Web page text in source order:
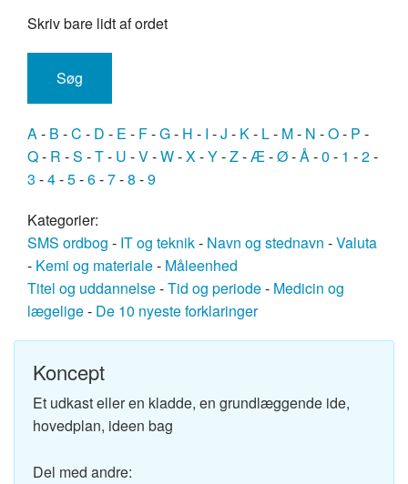
Skriv bare lidt af ordet
A- B -C - D - E - F-G- H - I -J - K- L- M- N -O- P -
Q- R -S -T- U -V-W-X-Y-Z-Æ-Ø-Å-0 - 1 -2-
3 -4-5-6-7-8 -9
Kategorier:
SMS ordbog - IT og teknik- Navn og stednavn -Valuta
- Kemi og materiale- Måleenhed
Titel og uddannelse-Tid og periode- Medicin og
lægelige- De 10 nyeste forklaringer
Koncept
Et udkast eller en kladde, en grundlæggende ide,
hovedplan, ideen bag
Del med andre: